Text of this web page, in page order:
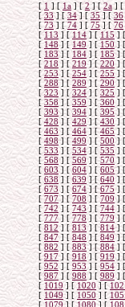
[ 1 ] [ 1а ] [2] [2а] [
[33] [34] [ 35] [36
[73] [74 ] [ 75] [ 76
[113 ] [114 ] [ 115 ]
[ 148] [ 149 ] [150 ]
[ 183] [ 184 ] [ 185] [
[218 ] [ 219] [220 ] [
[253] [ 254 ] [255 ]
[ 288] [ 289] [ 290]
[323 ] [324] [ 325 ]
[358] [ 359] [360] [
[ 393] [ 394 ] [395]
[428] [ 429 ] [ 430 ]
[ 463 ] [ 464] [465 ]
[498] [499 ] [ 500]
[533 ] [ 534] [ 535 ]
[568] [569] [570 ]
[ 603] [604 ] [605]
[ 638 ] [ 639 ] [ 640 ] [
[ 673 ] [ 674] [675 ] [
[707] [708 ] [ 709]
[742 ] [ 743] [ 744 ]
[ 777] [778] [779]
[ 812] [ 813 ] [814]
[ 847] [ 848 ] [ 849] [
[ 882 ] [ 883] [884] [
[917] [918 ] [919]
[952 ] [ 953 ] [ 954]
[987 ] [988 ] [ 989 ]
[ 1019] [ 1020 ] [
[ 1049] [ 1050] [
[1079 ] [1080] [